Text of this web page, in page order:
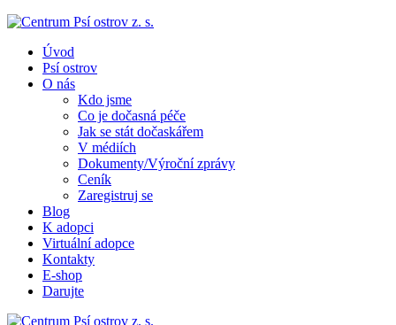
Úvod
Psí ostrov
O nás
Kdo jsme
Co je dočasná péče
Jak se stát dočaskářem
V médiích
Dokumenty/Výroční zprávy
Ceník
Zaregistruj se
Blog
K adopci
Virtuální adopce
Kontakty
E-shop
Darujte